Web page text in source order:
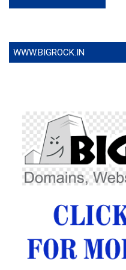
WWW.BIGROCK.IN